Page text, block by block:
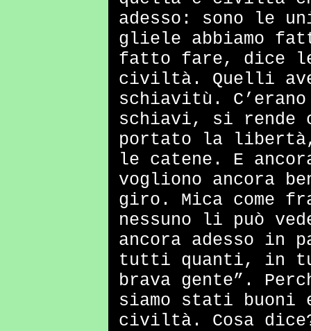
adesso: sono le
gliele abbiamo
fatto fare, dice
civiltà. Quelli
schiavitù.
schiavi, si rende
portato la libertà,
le catene. E
vogliono ancora
giro. Mica come
nessuno li può
ancora adesso in
tutti quanti, in
brava gente”.
siamo stati buoni
civiltà. Cosa